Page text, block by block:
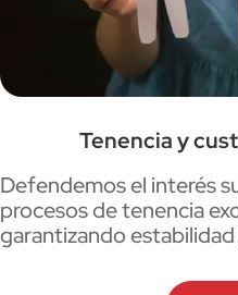
Tenencia y
Defendemos el interés
procesos de tenencia
garantizando